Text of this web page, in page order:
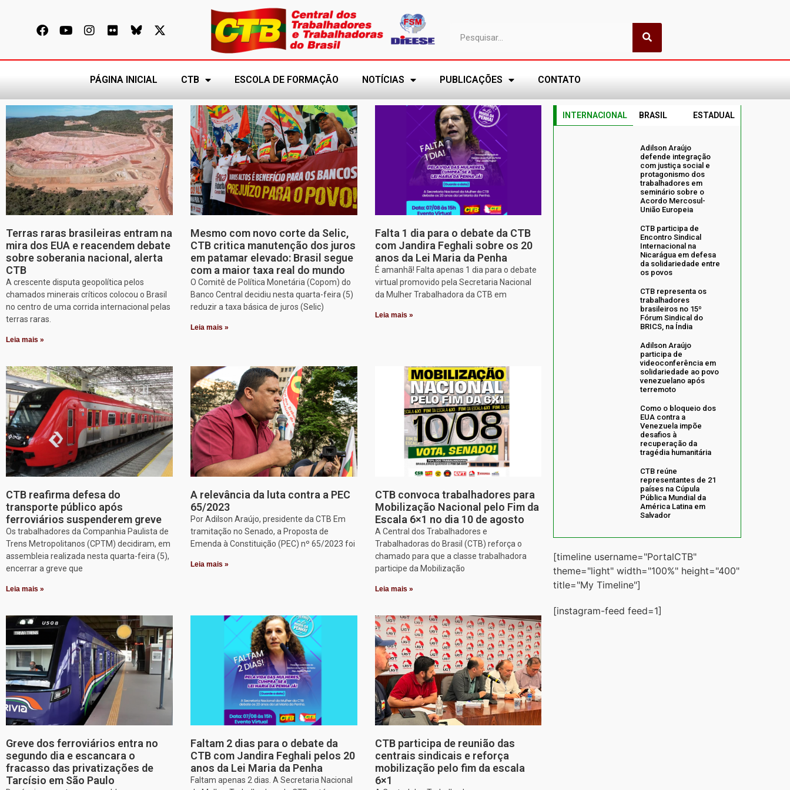
PÁGINA INICIAL CTB ESCOLA DE FORMAÇÃO NOTÍCIAS PUBLICAÇÕES CONTATO
Terras raras brasileiras entram na
mira dos EUA e reacendem debate
sobre soberania nacional, alerta
CTB
A crescente disputa geopolítica pelos
chamados minerais críticos colocou o Brasil
no centro de uma corrida internacional pelas
terras raras.
Leia mais »
Mesmo com novo corte da Selic,
CTB critica manutenção dos juros
em patamar elevado: Brasil segue
com a maior taxa real do mundo
O Comitê de Política Monetária (Copom) do
Banco Central decidiu nesta quarta-feira (5)
reduzir a taxa básica de juros (Selic)
Leia mais »
Falta 1 dia para o debate da CTB
com Jandira Feghali sobre os 20
anos da Lei Maria da Penha
É amanhã! Falta apenas 1 dia para o debate
virtual promovido pela Secretaria Nacional
da Mulher Trabalhadora da CTB em
Leia mais »
CTB reafirma defesa do
transporte público após
ferroviários suspenderem greve
Os trabalhadores da Companhia Paulista de
Trens Metropolitanos (CPTM) decidiram, em
assembleia realizada nesta quarta-feira (5),
encerrar a greve que
Leia mais »
A relevância da luta contra a PEC
65/2023
Por Adilson Araújo, presidente da CTB Em
tramitação no Senado, a Proposta de
Emenda à Constituição (PEC) nº 65/2023 foi
Leia mais »
CTB convoca trabalhadores para
Mobilização Nacional pelo Fim da
Escala 6×1 no dia 10 de agosto
A Central dos Trabalhadores e
Trabalhadoras do Brasil (CTB) reforça o
chamado para que a classe trabalhadora
participe da Mobilização
Leia mais »
Greve dos ferroviários entra no
segundo dia e escancara o
fracasso das privatizações de
Tarcísio em São Paulo
Faltam 2 dias para o debate da
CTB com Jandira Feghali pelos 20
anos da Lei Maria da Penha
Faltam apenas 2 dias. A Secretaria Nacional
CTB participa de reunião das
centrais sindicais e reforça
mobilização pelo fim da escala
6×1
INTERNACIONAL BRASIL ESTADUAL
Adilson Araújo
defende integração
com justiça social e
protagonismo dos
trabalhadores em
seminário sobre o
Acordo Mercosul-
União Europeia
CTB participa de
Encontro Sindical
Internacional na
Nicarágua em defesa
da solidariedade entre
os povos
CTB representa os
trabalhadores
brasileiros no 15º
Fórum Sindical do
BRICS, na Índia
Adilson Araújo
participa de
videoconferência em
solidariedade ao povo
venezuelano após
terremoto
Como o bloqueio dos
EUA contra a
Venezuela impõe
desafios à
recuperação da
tragédia humanitária
CTB reúne
representantes de 21
países na Cúpula
Pública Mundial da
América Latina em
Salvador
[timeline username="PortalCTB"
theme="light" width="100%" height="400"
title="My Timeline"]
[instagram-feed feed=1]